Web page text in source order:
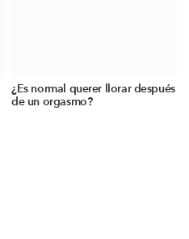
¿Es normal querer llorar después
de un orgasmo?